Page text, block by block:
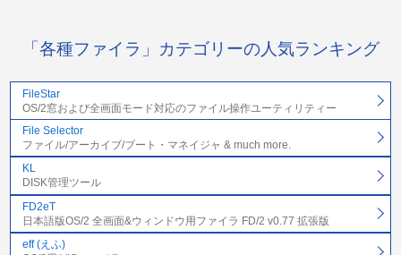
「各種ファイラ」カテゴリーの人気ランキング
FileStar
OS/2窓および全画面モード対応のファイル操作ユーティリティー
File Selector
ファイル/アーカイブ/ブート・マネイジャ & much more.
KL
DISK管理ツール
FD2eT
日本語版OS/2 全画面&ウィンドウ用ファイラ FD/2 v0.77 拡張版
eff (えふ)